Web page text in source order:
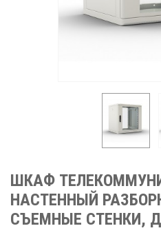
ШКАФ
НАСТЕННЫЙ
СЪЕМНЫЕ СТЕНКИ,